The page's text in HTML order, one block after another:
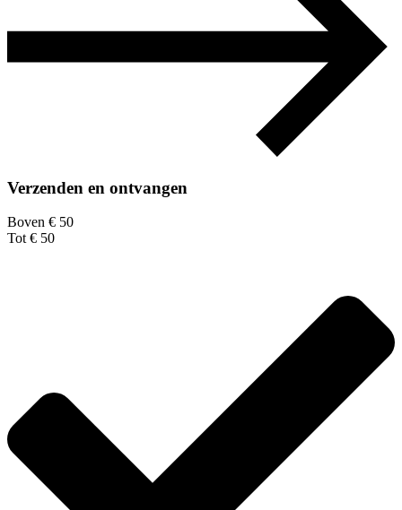
Verzenden en ontvangen
Boven € 50
Tot € 50